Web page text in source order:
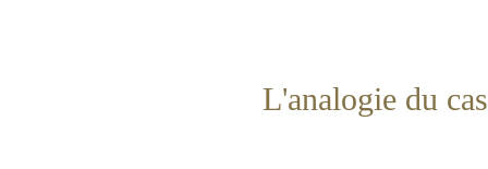
L'analogie du